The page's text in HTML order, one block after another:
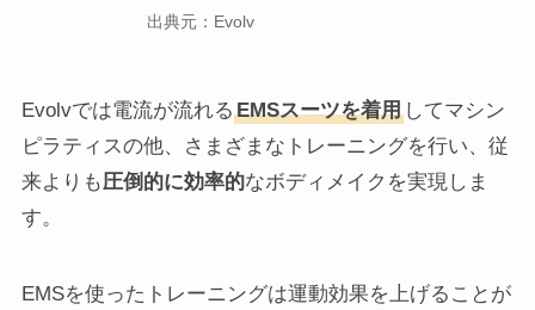
出典元：Evolv
Evolvでは電流が流れる EMSスーツを着用してマシン
ピラティスの他、さまざまなトレーニングを行い、従
来よりも圧倒的に効率的なボディメイクを実現しま
す。
EMSを使ったトレーニングは運動効果を上げることが